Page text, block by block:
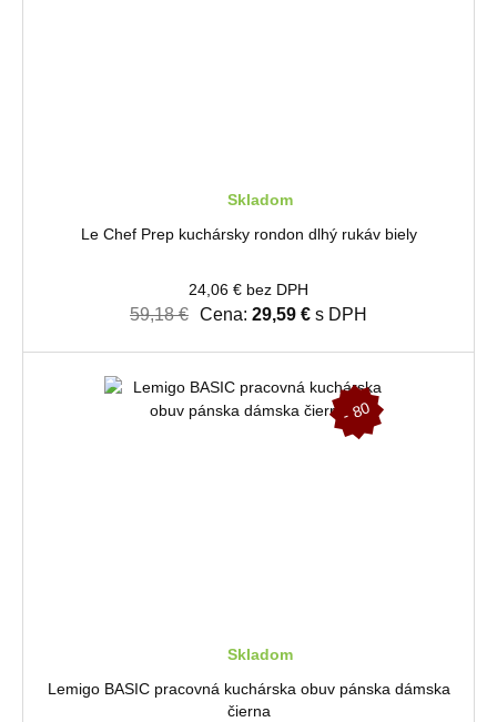
Skladom
Le Chef Prep kuchársky rondon dlhý rukáv biely
24,06 € bez DPH
59,18 € Cena: 29,59 € s DPH
-
8
0
Skladom
Lemigo BASIC pracovná kuchárska obuv pánska dámska
čierna